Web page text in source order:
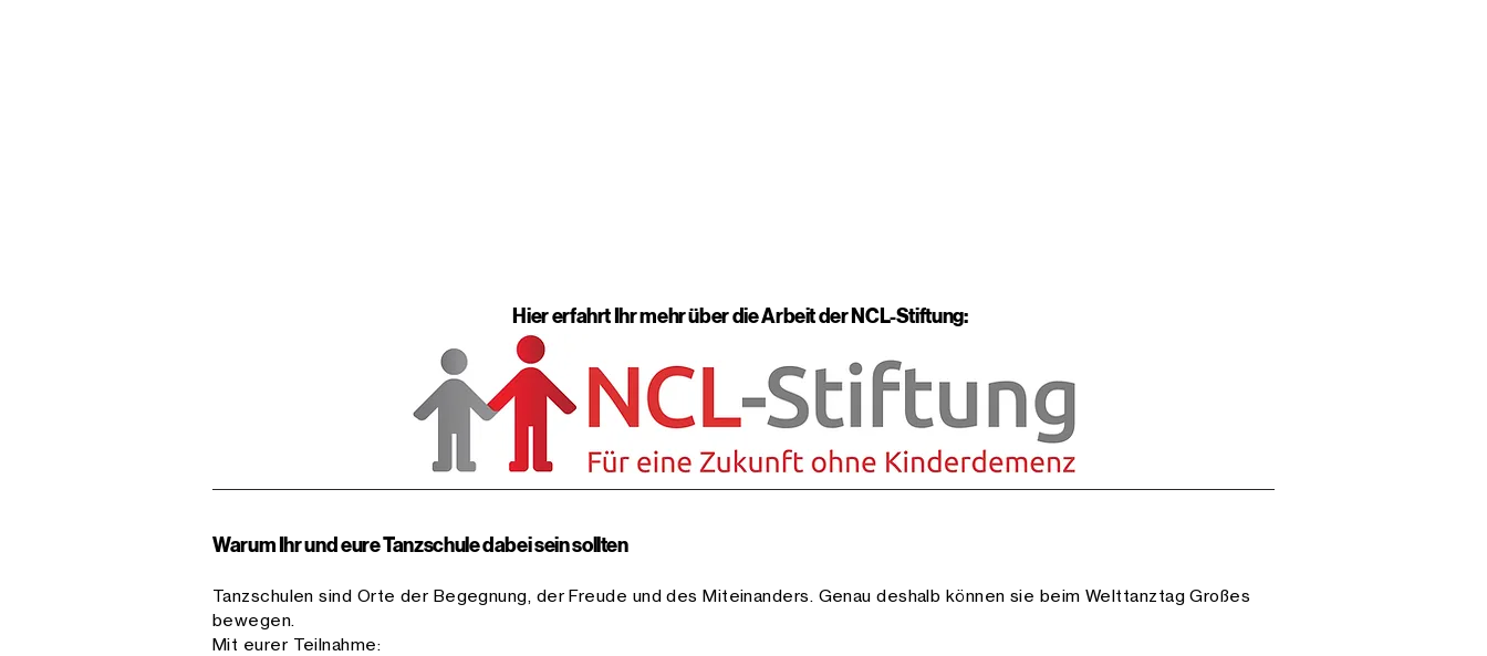
Hier erfahrt Ihr mehr über die Arbeit der NCL-Stiftung:
Warum Ihr und eure Tanzschule dabei sein sollten
Tanzschulen sind Orte der Begegnung, der Freude und des Miteinanders. Genau deshalb können sie beim Welttanztag Großes
bewegen.
Mit eurer Teilnahme: